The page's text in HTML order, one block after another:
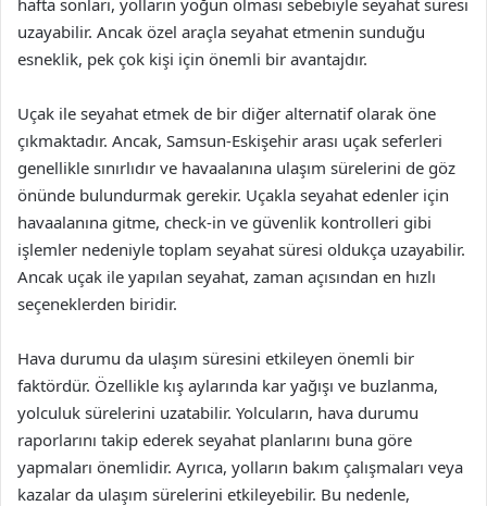
uzayabilir. Ancak özel araçla seyahat etmenin sunduğu
esneklik, pek çok kişi için önemli bir avantajdır.
Uçak ile seyahat etmek de bir diğer alternatif olarak öne
çıkmaktadır. Ancak, Samsun-Eskişehir arası uçak seferleri
genellikle sınırlıdır ve havaalanına ulaşım sürelerini de göz
önünde bulundurmak gerekir. Uçakla seyahat edenler için
havaalanına gitme, check-in ve güvenlik kontrolleri gibi
işlemler nedeniyle toplam seyahat süresi oldukça uzayabilir.
Ancak uçak ile yapılan seyahat, zaman açısından en hızlı
seçeneklerden biridir.
Hava durumu da ulaşım süresini etkileyen önemli bir
faktördür. Özellikle kış aylarında kar yağışı ve buzlanma,
yolculuk sürelerini uzatabilir. Yolcuların, hava durumu
raporlarını takip ederek seyahat planlarını buna göre
yapmaları önemlidir. Ayrıca, yolların bakım çalışmaları veya
kazalar da ulaşım sürelerini etkileyebilir. Bu nedenle,